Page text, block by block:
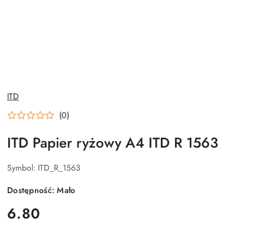
NAZWA
PRODUCENTA:
ITD
(0)
ITD Papier ryżowy A4 ITD R 1563
Symbol: ITD_R_1563
Dostępność:Mało
cena:
6.80